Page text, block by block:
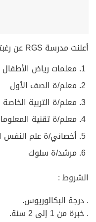
أعلنت مدرسة RGS عن رغبتها في تعيين :
معلمات رياض الأطفال
معلم/ة الصف الأول
معلم/ة التربية الخاصة
معلم/ة تقنية
أخصائي/ة علم النفس
مرشد/ة سلوك
الشروط :
. درجة البكالوريوس.
. خبرة من 1 إلى 2 سنة.